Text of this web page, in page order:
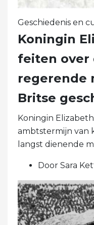
Geschiedenis en
Koningin
feiten over
regerende
Britse
Koningin
ambtstermijn van
langst dienende
Door Sara